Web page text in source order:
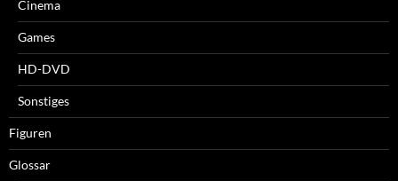
Cinema
Games
HD-DVD
Sonstiges
Figuren
Glossar